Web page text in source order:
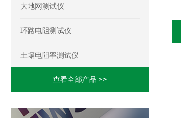
大地网测试仪
环路电阻测试仪
土壤电阻率测试仪
查看全部产品 >>